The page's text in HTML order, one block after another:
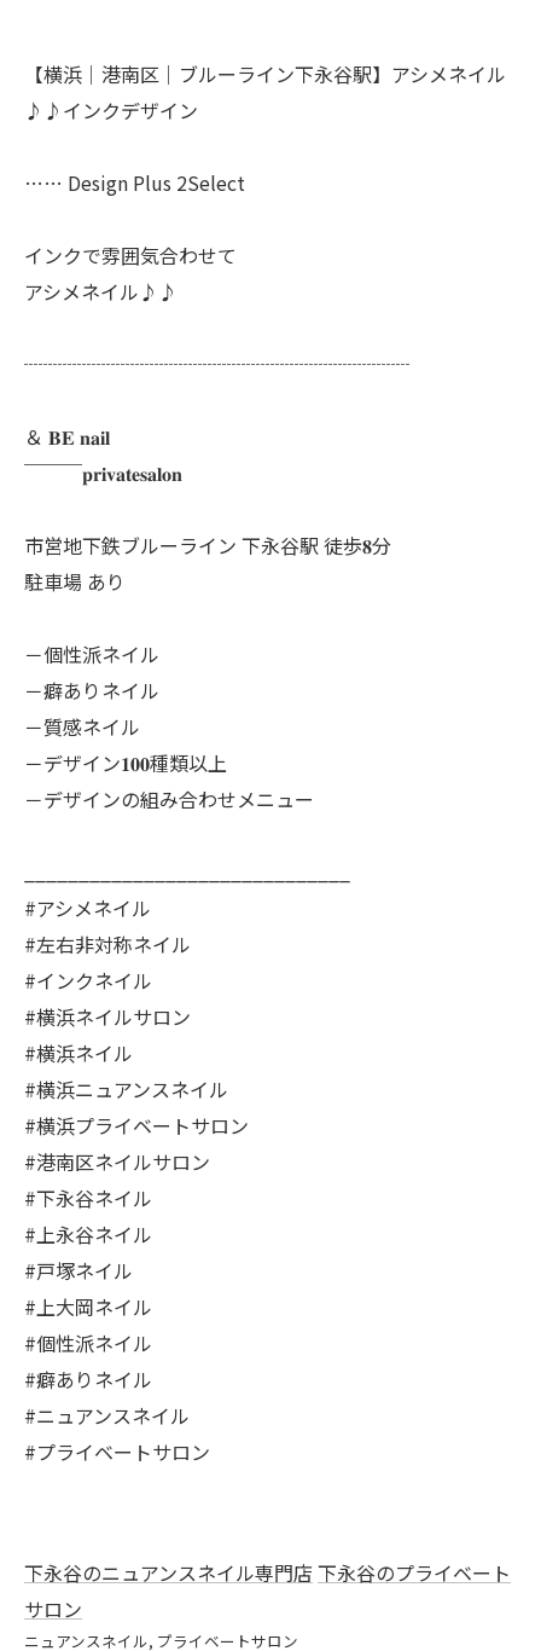
【横浜│港南区│ブルーライン下永谷駅】アシメネイル
♪♪インクデザイン
…… Design Plus 2Select
インクで雰囲気合わせて
アシメネイル♪♪
┈┈┈┈┈┈┈┈┈┈┈┈┈┈┈┈┈┈┈┈
＆ 𝐁𝐄 𝐧𝐚𝐢𝐥
￣￣￣𝐩𝐫𝐢𝐯𝐚𝐭𝐞𝐬𝐚𝐥𝐨𝐧
市営地下鉄ブルーライン 下永谷駅 徒歩𝟖分
駐車場 あり
－個性派ネイル
－癖ありネイル
－質感ネイル
－デザイン𝟏𝟎𝟎種類以上
－デザインの組み合わせメニュー
#アシメネイル
#左右非対称ネイル
#インクネイル
#横浜ネイルサロン
#横浜ネイル
#横浜ニュアンスネイル
#横浜プライベートサロン
#港南区ネイルサロン
#下永谷ネイル
#上永谷ネイル
#戸塚ネイル
#上大岡ネイル
#個性派ネイル
#癖ありネイル
#ニュアンスネイル
#プライベートサロン
下永谷のニュアンスネイル専門店 下永谷のプライベート
サロン
ニュアンスネイル プライベートサロン